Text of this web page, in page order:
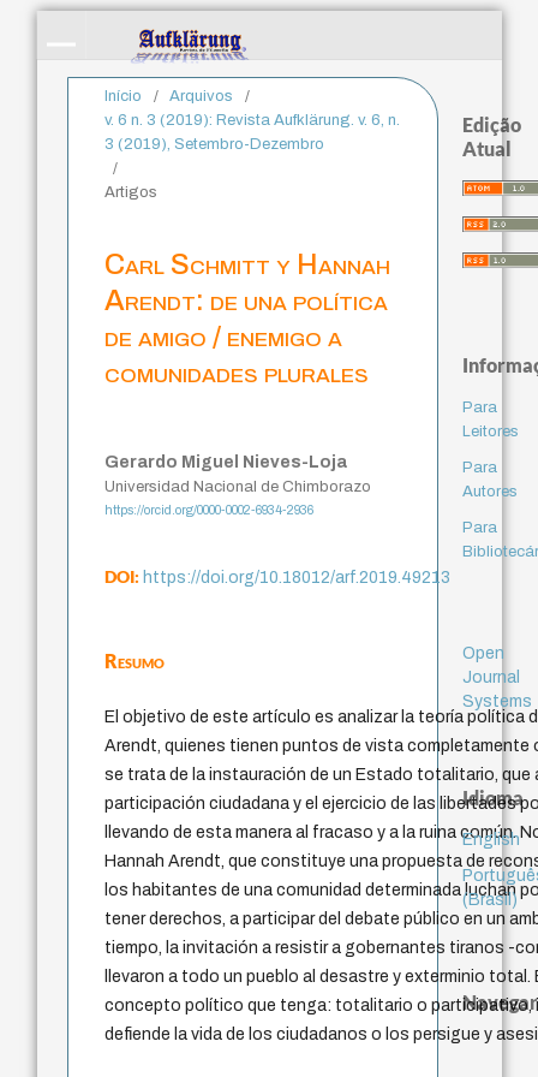
Início / Arquivos
/
v. 6 n. 3 (2019): Revista Aufklärung. v. 6, n.
3 (2019), Setembro-Dezembro
/
Artigos
Carl Schmitt y Hannah
Arendt: de una política
de amigo / enemigo a
comunidades plurales
Gerardo Miguel Nieves-Loja
Universidad Nacional de Chimborazo
https://orcid.org/0000-0002-6934-2936
DOI:https://doi.org/10.18012/arf.2019.49213
Resumo
El objetivo de este artículo es analizar la teoría política
Arendt, quienes tienen puntos de vista completamente
se trata de la instauración de un Estado totalitario, que
participación ciudadana y el ejercicio de las libertades
llevando de esta manera al fracaso y a la ruina común.
Hannah Arendt, que constituye una propuesta de
los habitantes de una comunidad determinada luchan
tener derechos, a participar del debate público en un
tiempo, la invitación a resistir a gobernantes tiranos -
llevaron a todo un pueblo al desastre y exterminio total.
concepto político que tenga: totalitario o participativo,
defiende la vida de los ciudadanos o los persigue y
Edição
Atual
Para
Leitores
Para
Autores
Para
Open
Journal
Systems
Idioma
English
(Brasil)
Navegar